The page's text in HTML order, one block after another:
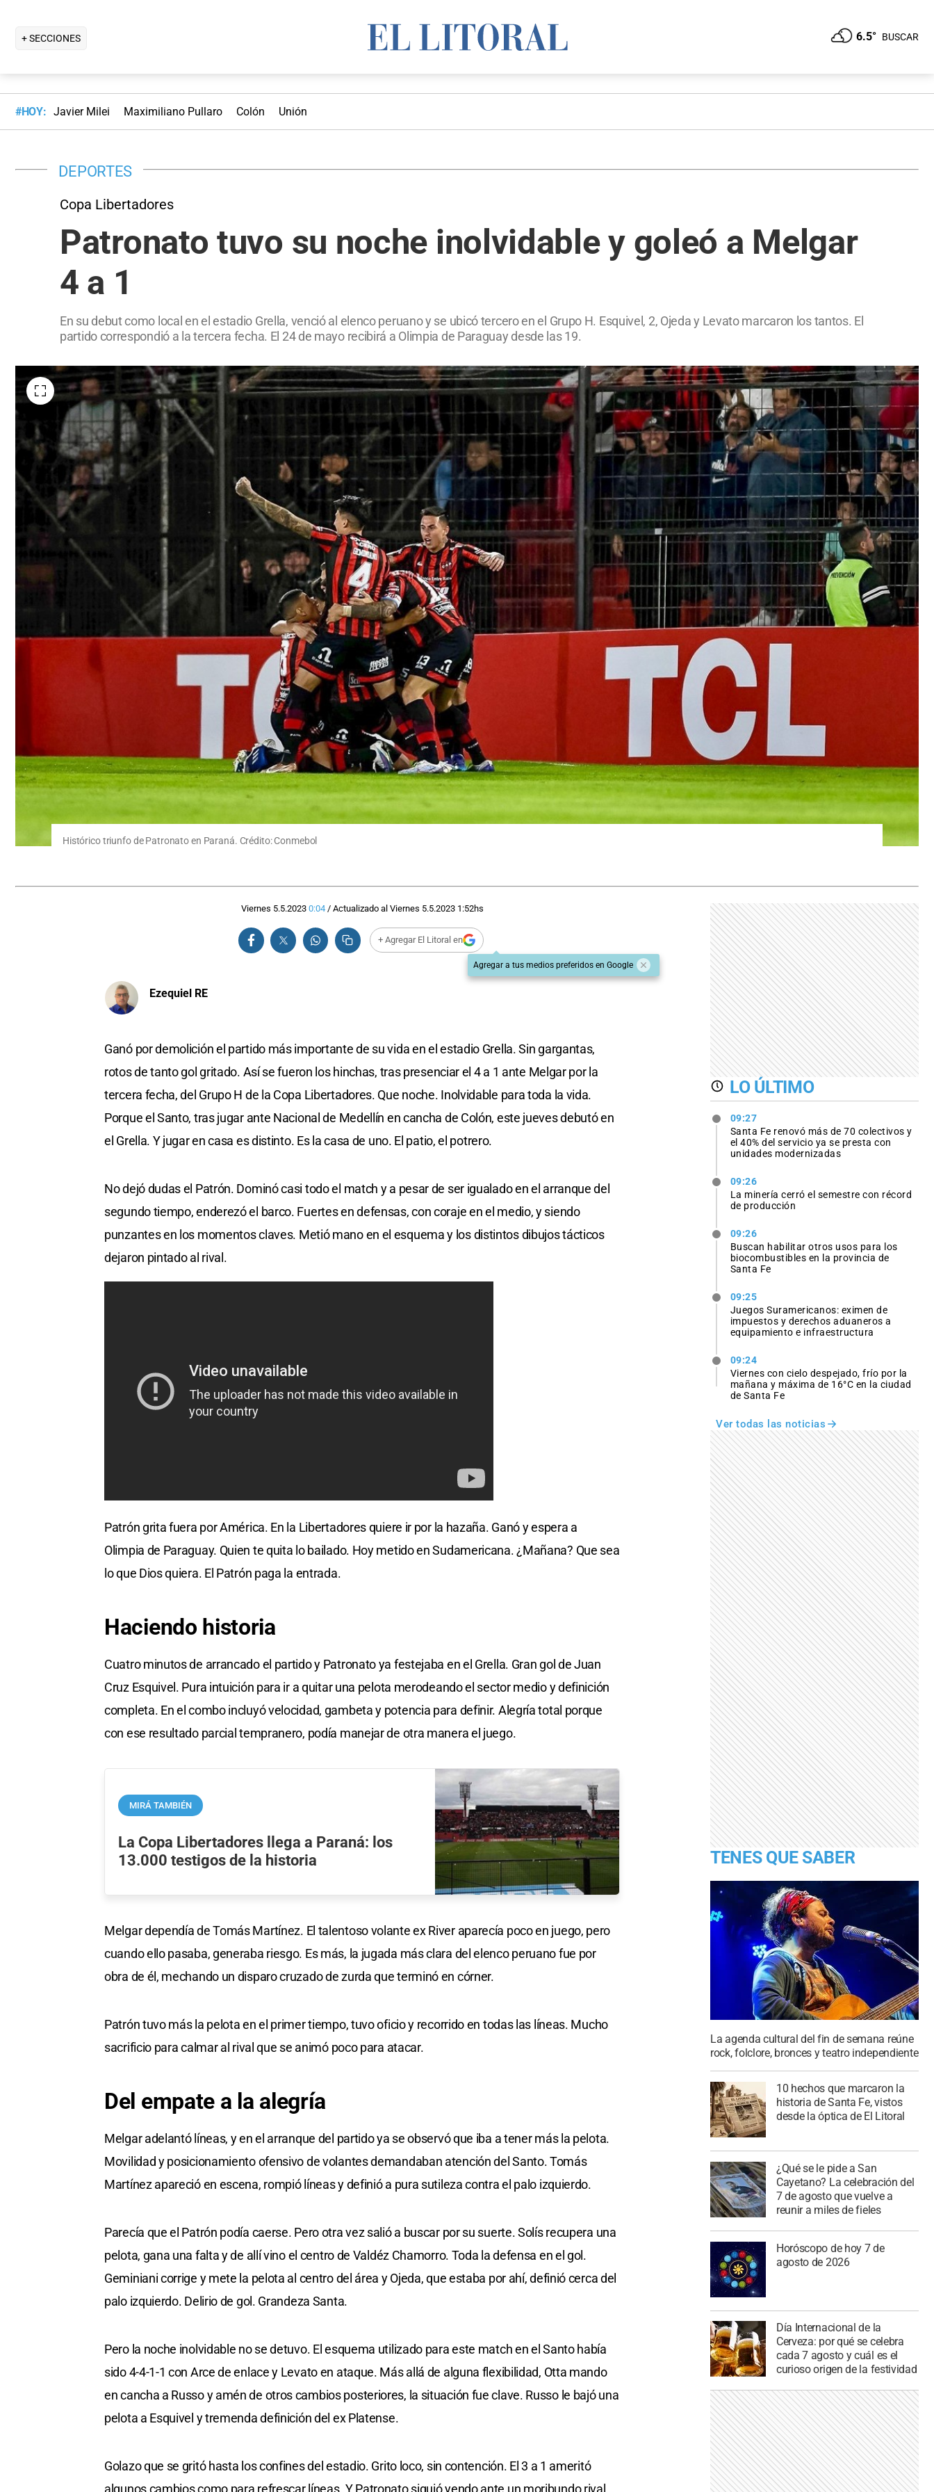
+ SECCIONES 6.5° BUSCAR
#HOY: Javier Milei Maximiliano Pullaro Colón Unión
DEPORTES
Copa Libertadores
Patronato tuvo su noche inolvidable y goleó a Melgar
4 a 1
En su debut como local en el estadio Grella, venció al elenco peruano y se ubicó tercero en el Grupo H. Esquivel, 2, Ojeda y Levato marcaron los tantos. El
partido correspondió a la tercera fecha. El 24 de mayo recibirá a Olimpia de Paraguay desde las 19.
Histórico triunfo de Patronato en Paraná. Crédito: Conmebol
Viernes 5.5.2023 0:04/ Actualizado al Viernes 5.5.2023 1:52hs
+ Agregar El Litoral en
Agregar a tus medios preferidos en Google
Ezequiel RE
Ganó por demolición el partido más importante de su vida en el estadio Grella. Sin gargantas,
rotos de tanto gol gritado. Así se fueron los hinchas, tras presenciar el 4 a 1 ante Melgar por la
tercera fecha, del Grupo H de la Copa Libertadores. Que noche. Inolvidable para toda la vida.
Porque el Santo, tras jugar ante Nacional de Medellín en cancha de Colón, este jueves debutó en
el Grella. Y jugar en casa es distinto. Es la casa de uno. El patio, el potrero.
No dejó dudas el Patrón. Dominó casi todo el match y a pesar de ser igualado en el arranque del
segundo tiempo, enderezó el barco. Fuertes en defensas, con coraje en el medio, y siendo
punzantes en los momentos claves. Metió mano en el esquema y los distintos dibujos tácticos
dejaron pintado al rival.
Patrón grita fuera por América. En la Libertadores quiere ir por la hazaña. Ganó y espera a
Olimpia de Paraguay. Quien te quita lo bailado. Hoy metido en Sudamericana. ¿Mañana? Que sea
lo que Dios quiera. El Patrón paga la entrada.
Haciendo historia
Cuatro minutos de arrancado el partido y Patronato ya festejaba en el Grella. Gran gol de Juan
Cruz Esquivel. Pura intuición para ir a quitar una pelota merodeando el sector medio y definición
completa. En el combo incluyó velocidad, gambeta y potencia para definir. Alegría total porque
con ese resultado parcial tempranero, podía manejar de otra manera el juego.
MIRÁ TAMBIÉN
La Copa Libertadores llega a Paraná: los
13.000 testigos de la historia
Melgar dependía de Tomás Martínez. El talentoso volante ex River aparecía poco en juego, pero
cuando ello pasaba, generaba riesgo. Es más, la jugada más clara del elenco peruano fue por
obra de él, mechando un disparo cruzado de zurda que terminó en córner.
Patrón tuvo más la pelota en el primer tiempo, tuvo oficio y recorrido en todas las líneas. Mucho
sacrificio para calmar al rival que se animó poco para atacar.
Del empate a la alegría
Melgar adelantó líneas, y en el arranque del partido ya se observó que iba a tener más la pelota.
Movilidad y posicionamiento ofensivo de volantes demandaban atención del Santo. Tomás
Martínez apareció en escena, rompió líneas y definió a pura sutileza contra el palo izquierdo.
Parecía que el Patrón podía caerse. Pero otra vez salió a buscar por su suerte. Solís recupera una
pelota, gana una falta y de allí vino el centro de Valdéz Chamorro. Toda la defensa en el gol.
Geminiani corrige y mete la pelota al centro del área y Ojeda, que estaba por ahí, definió cerca del
palo izquierdo. Delirio de gol. Grandeza Santa.
Pero la noche inolvidable no se detuvo. El esquema utilizado para este match en el Santo había
sido 4-4-1-1 con Arce de enlace y Levato en ataque. Más allá de alguna flexibilidad, Otta mando
en cancha a Russo y amén de otros cambios posteriores, la situación fue clave. Russo le bajó una
pelota a Esquivel y tremenda definición del ex Platense.
Golazo que se gritó hasta los confines del estadio. Grito loco, sin contención. El 3 a 1 ameritó
algunos cambios como para refrescar líneas. Y Patronato siguió yendo ante un moribundo rival,
LO ÚLTIMO
09:27
Santa Fe renovó más de 70 colectivos y
el 40% del servicio ya se presta con
unidades modernizadas
09:26
La minería cerró el semestre con récord
de producción
09:26
Buscan habilitar otros usos para los
biocombustibles en la provincia de
Santa Fe
09:25
Juegos Suramericanos: eximen de
impuestos y derechos aduaneros a
equipamiento e infraestructura
09:24
Viernes con cielo despejado, frío por la
mañana y máxima de 16°C en la ciudad
de Santa Fe
Ver todas las noticias
TENES QUE SABER
La agenda cultural del fin de semana reúne
rock, folclore, bronces y teatro independiente
10 hechos que marcaron la
historia de Santa Fe, vistos
desde la óptica de El Litoral
¿Qué se le pide a San
Cayetano? La celebración del
7 de agosto que vuelve a
reunir a miles de fieles
Horóscopo de hoy 7 de
agosto de 2026
Día Internacional de la
Cerveza: por qué se celebra
cada 7 agosto y cuál es el
curioso origen de la festividad